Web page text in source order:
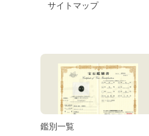
サイトマップ
鑑別一覧